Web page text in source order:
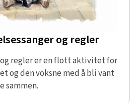
og regler
og regler er en flott aktivitet for
og den voksne med å bli vant
sammen.